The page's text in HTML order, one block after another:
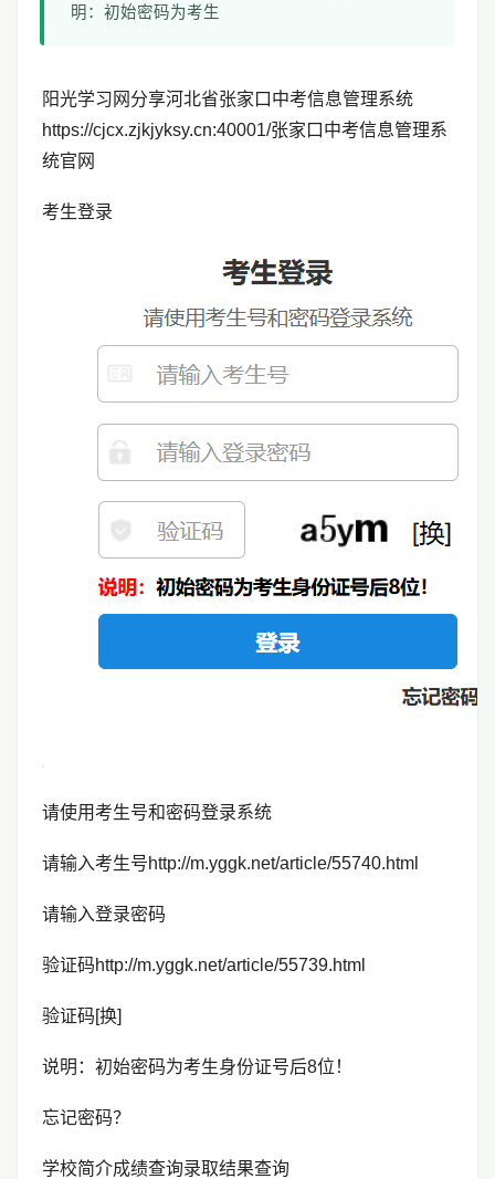
明：初始密码为考生
阳光学习网分享河北省张家口中考信息管理系统
https://cjcx.zjkjyksy.cn:40001/张家口中考信息管理系
统官网
考生登录
请使用考生号和密码登录系统
请输入考生号http://m.yggk.net/article/55740.html
请输入登录密码
验证码http://m.yggk.net/article/55739.html
验证码[换]
说明：初始密码为考生身份证号后8位！
忘记密码？
学校简介成绩查询录取结果查询